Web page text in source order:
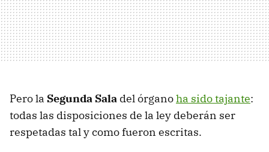
Pero la Segunda Sala del órganoha sido tajante:
todas las disposiciones de la ley deberán ser
respetadas tal y como fueron escritas.